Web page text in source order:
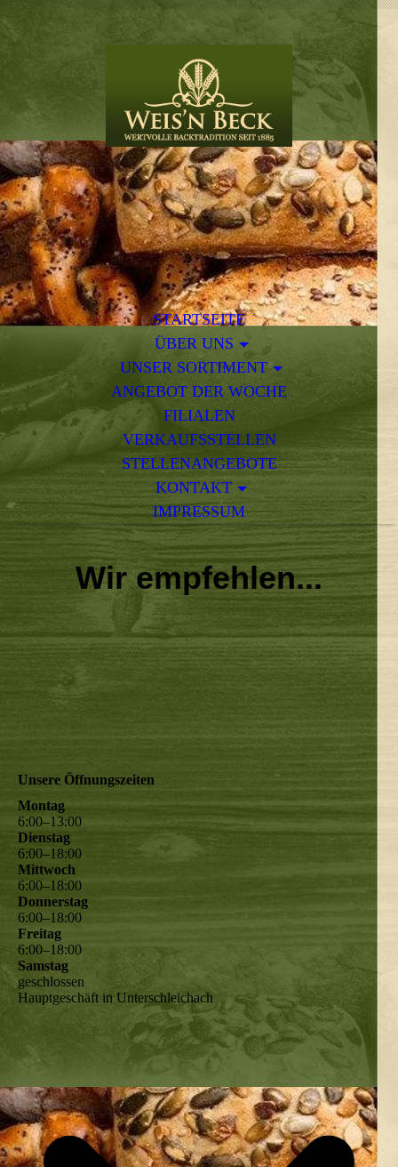
STARTSEITE
ÜBER UNS
UNSER SORTIMENT
ANGEBOT DER WOCHE
FILIALEN
VERKAUFSSTELLEN
STELLENANGEBOTE
KONTAKT
IMPRESSUM
Wir empfehlen...
Unsere Öffnungszeiten
Montag
6:00–13:00
Dienstag
6:00–18:00
Mittwoch
6:00–18:00
Donnerstag
6:00–18:00
Freitag
6:00–18:00
Samstag
geschlossen
Hauptgeschäft in Unterschleichach